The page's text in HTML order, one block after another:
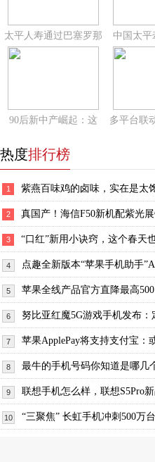
太平人寿通过巴塞罗那 中国太平
90后新中产崛起：这 多平台联
热度排行榜
1 紫燕百味鸡的卤味，实在是太
2 真国产！海信F50新机配紫光
3 “口红”新用小诀窍，这个春天
4 点趣全新版本“苹果手机助手
5 苹果全线产品官方直降最高
6 努比亚红魔5G游戏手机发布：
7 苹果ApplePay将支持支付宝：
8 最牛的手机号码你知道是哪几
9 联想手机怎么样，联想S5Pro
10 “三聚焦” 长虹手机冲刺500万台